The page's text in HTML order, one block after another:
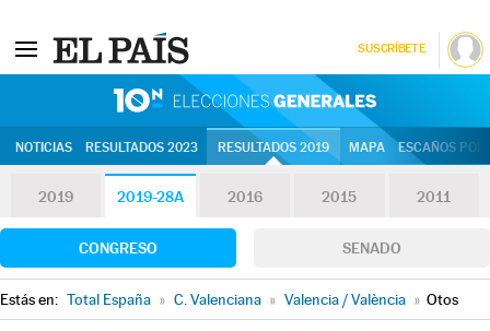
SUSCRÍBETE
NOTICIAS RESULTADOS 2023 RESULTADOS 2019 MAPA ESCAÑOS
2019 2019-28A 2016 2015 2011
CONGRESO SENADO
Estás en: Total España » C. Valenciana » Valencia / València » Otos